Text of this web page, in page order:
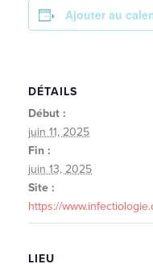
Ajouter au
DÉTAILS
Début :
juin 11, 2025
Fin :
juin 13, 2025
Site :
https://
LIEU